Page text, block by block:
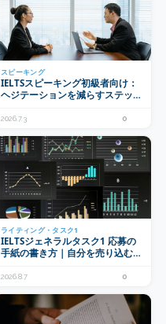
スピーキング
IELTSスピーキング初級者向け：
ヘジテーションを減らすステップ
2026.7.3 0
ライティング・タスク1
IELTSジェネラルタスク1 応募の
手紙の書き方｜自分を売り込む順
2026.8.7 0